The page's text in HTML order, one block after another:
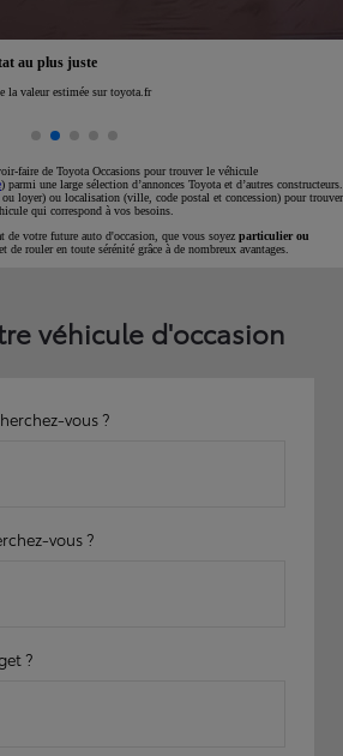
1€ seulement
faire de Toyota Occasions pour trouver le véhicule
) parmi une large sélection d’annonces Toyota et d’autres constructeurs.
loyer) ou localisation (ville, code postal et concession) pour trouver
qui correspond à vos besoins.
de votre future auto d'occasion, que vous soyez particulier ou
de rouler en toute sérénité grâce à de nombreux avantages.
véhicule d'occasion
vous ?
vous ?
?